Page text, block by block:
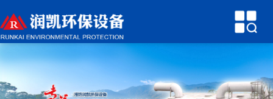
关于润凯
产品中心